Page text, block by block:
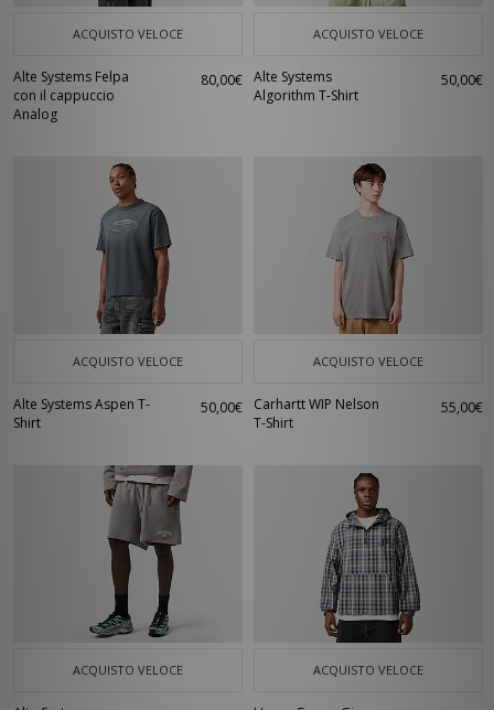
ACQUISTO VELOCE
Alte Systems Felpa
con il cappuccio
Analog
80,00€
ACQUISTO VELOCE
Alte Systems
Algorithm T-Shirt
50,00€
ACQUISTO VELOCE
Alte Systems Aspen T-
Shirt
50,00€
ACQUISTO VELOCE
Carhartt WIP Nelson
T-Shirt
55,00€
ACQUISTO VELOCE ACQUISTO VELOCE